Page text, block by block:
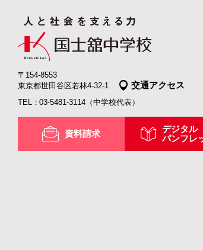
〒154-8553
東京都世田谷区若林4-32-1
交通アクセス
03-5481-3114 （中学校代表）
資料請求
デジタル
パンフレ